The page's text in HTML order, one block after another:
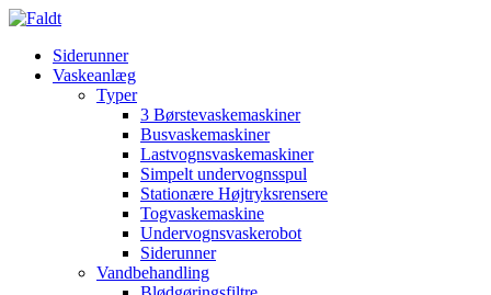
Siderunner
Vaskeanlæg
Typer
3 Børstevaskemaskiner
Busvaskemaskiner
Lastvognsvaskemaskiner
Simpelt undervognsspul
Stationære Højtryksrensere
Togvaskemaskine
Undervognsvaskerobot
Siderunner
Vandbehandling